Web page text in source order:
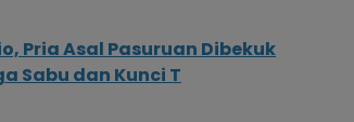
Pria Asal Pasuruan Dibekuk
Sabu dan Kunci T